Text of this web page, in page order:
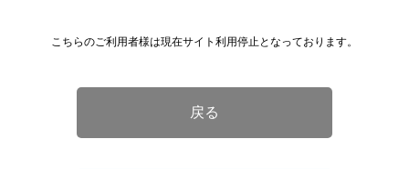
こちらのご利用者様は現在サイト利用停止となっております。
戻る